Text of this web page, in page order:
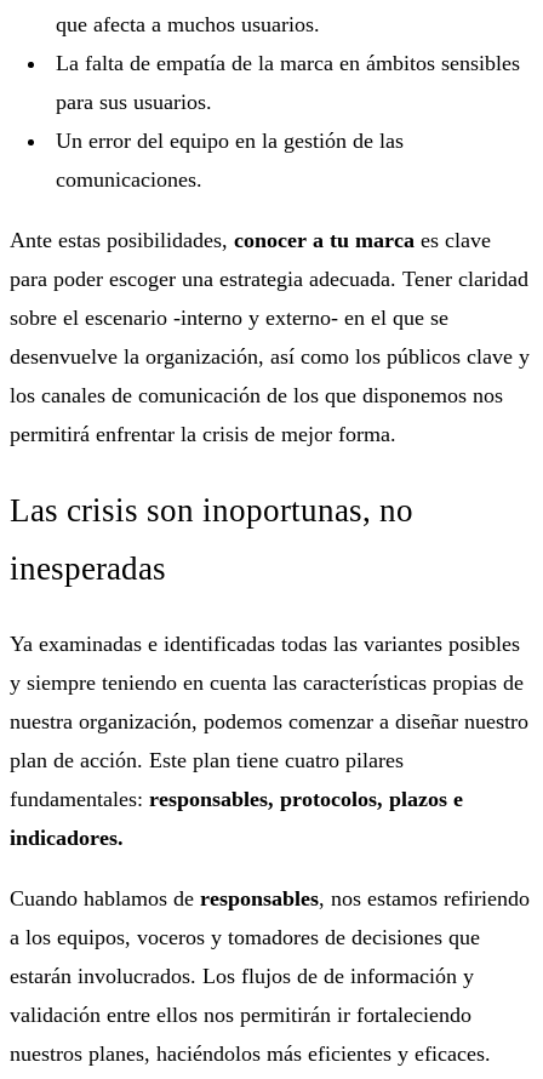
que afecta a muchos usuarios.
La falta de empatía de la marca en ámbitos sensibles
para sus usuarios.
Un error del equipo en la gestión de las
comunicaciones.
Ante estas posibilidades, conocer a tu marca es clave
para poder escoger una estrategia adecuada. Tener claridad
sobre el escenario -interno y externo- en el que se
desenvuelve la organización, así como los públicos clave y
los canales de comunicación de los que disponemos nos
permitirá enfrentar la crisis de mejor forma.
Las crisis son inoportunas, no
inesperadas
Ya examinadas e identificadas todas las variantes posibles
y siempre teniendo en cuenta las características propias de
nuestra organización, podemos comenzar a diseñar nuestro
plan de acción. Este plan tiene cuatro pilares
fundamentales: responsables, protocolos, plazos e
indicadores.
Cuando hablamos de responsables, nos estamos refiriendo
a los equipos, voceros y tomadores de decisiones que
estarán involucrados. Los flujos de de información y
validación entre ellos nos permitirán ir fortaleciendo
nuestros planes, haciéndolos más eficientes y eficaces.